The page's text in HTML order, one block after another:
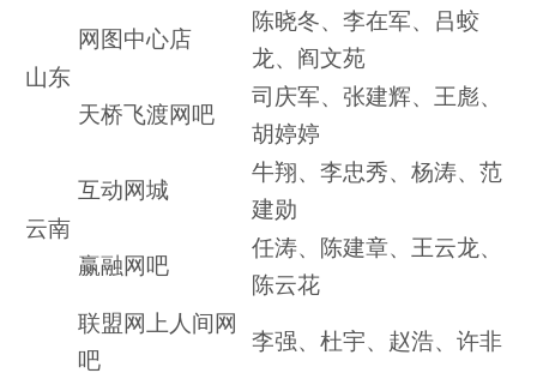
山东
网图中心店
陈晓冬、李在军、吕蛟
龙、阎文苑
天桥飞渡网吧
司庆军、张建辉、王彪、
胡婷婷
云南
互动网城
牛翔、李忠秀、杨涛、范
建勋
赢融网吧
任涛、陈建章、王云龙、
陈云花
联盟网上人间网
吧
李强、杜宇、赵浩、许非